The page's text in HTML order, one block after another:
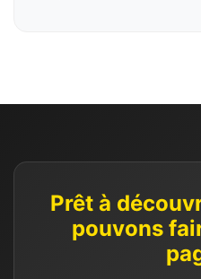
Prêt à
pouvons